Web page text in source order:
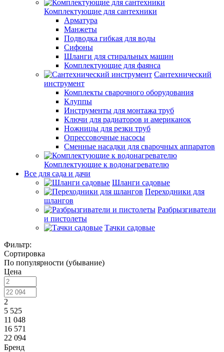
Комплектующие для сантехники
Арматура
Манжеты
Подводка гибкая для воды
Сифоны
Шланги для стиральных машин
Комплектующие для фаянса
Сантехнический
инструмент
Комплекты сварочного оборудования
Клуппы
Инструменты для монтажа труб
Ключи для радиаторов и американок
Ножницы для резки труб
Опрессовочные насосы
Сменные насадки для сварочных аппаратов
Комплектующие к водонагревателю
Все для сада и дачи
Шланги садовые
Переходники для
шлангов
Разбрызгиватели
и пистолеты
Тачки садовые
Фильтр:
Сортировка
По популярности (убывание)
Цена
2
5 525
11 048
16 571
22 094
Бренд